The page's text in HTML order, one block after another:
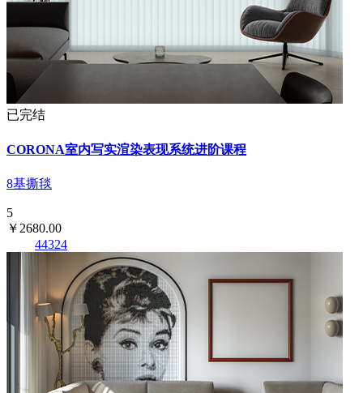
已完结
CORONA室内写实渲染表现系统进阶课程
8基撕毯
5
￥2680.00
44324